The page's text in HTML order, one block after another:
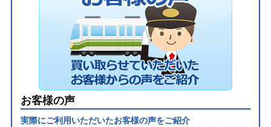
お客様の声
実際にご利用いただいたお客様の声をご紹介